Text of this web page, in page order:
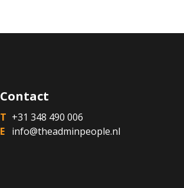
Contact
+31 348 490 006
info@theadminpeople.nl